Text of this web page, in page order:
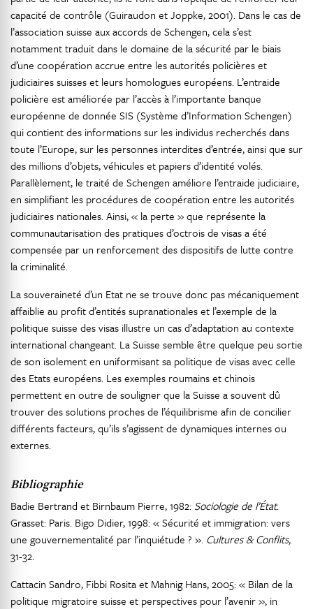
capacité de contrôle (Guiraudon et Joppke, 2001). Dans le cas de
l’association suisse aux accords de Schengen, cela s’est
notamment traduit dans le domaine de la sécurité par le biais
d’une coopération accrue entre les autorités policières et
judiciaires suisses et leurs homologues européens. L’entraide
policière est améliorée par l’accès à l’importante banque
européenne de donnée SIS (Système d’Information Schengen)
qui contient des informations sur les individus recherchés dans
toute l’Europe, sur les personnes interdites d’entrée, ainsi que sur
des millions d’objets, véhicules et papiers d’identité volés.
Parallèlement, le traité de Schengen améliore l’entraide judiciaire,
en simplifiant les procédures de coopération entre les autorités
judiciaires nationales. Ainsi, « la perte » que représente la
communautarisation des pratiques d’octrois de visas a été
compensée par un renforcement des dispositifs de lutte contre
la criminalité.
La souveraineté d’un Etat ne se trouve donc pas mécaniquement
affaiblie au profit d’entités supranationales et l’exemple de la
politique suisse des visas illustre un cas d’adaptation au contexte
international changeant. La Suisse semble être quelque peu sortie
de son isolement en uniformisant sa politique de visas avec celle
des Etats européens. Les exemples roumains et chinois
permettent en outre de souligner que la Suisse a souvent dû
trouver des solutions proches de l’équilibrisme afin de concilier
différents facteurs, qu’ils s’agissent de dynamiques internes ou
externes.
Bibliographie
Badie Bertrand et Birnbaum Pierre, 1982: Sociologie de l’État.
Grasset: Paris. Bigo Didier, 1998: « Sécurité et immigration: vers
une gouvernementalité par l’inquiétude ? ». Cultures & Conflits,
31-32.
Cattacin Sandro, Fibbi Rosita et Mahnig Hans, 2005: « Bilan de la
politique migratoire suisse et perspectives pour l’avenir », in